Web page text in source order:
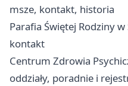
msze, kontakt, historia
Parafia Świętej Rodziny
kontakt
Centrum Zdrowia
oddziały, poradnie i